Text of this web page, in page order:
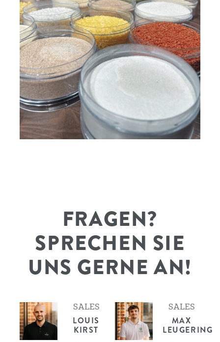
FRAGEN?
SPRECHEN SIE
UNS GERNE AN!
SALES
LOUIS
KIRST
SALES
MAX
LEUGERING